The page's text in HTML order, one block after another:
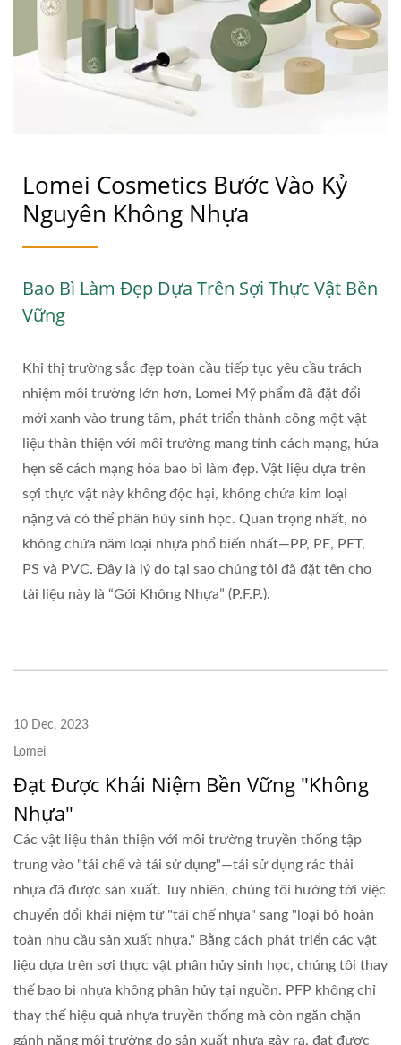
Lomei Cosmetics Bước Vào Kỷ
Nguyên Không Nhựa
Bao Bì Làm Đẹp Dựa Trên Sợi Thực Vật Bền
Vững
Khi thị trường sắc đẹp toàn cầu tiếp tục yêu cầu trách
nhiệm môi trường lớn hơn, Lomei Mỹ phẩm đã đặt đổi
mới xanh vào trung tâm, phát triển thành công một vật
liệu thân thiện với môi trường mang tính cách mạng, hứa
hẹn sẽ cách mạng hóa bao bì làm đẹp. Vật liệu dựa trên
sợi thực vật này không độc hại, không chứa kim loại
nặng và có thể phân hủy sinh học. Quan trọng nhất, nó
không chứa năm loại nhựa phổ biến nhất—PP, PE, PET,
PS và PVC. Đây là lý do tại sao chúng tôi đã đặt tên cho
tài liệu này là “Gói Không Nhựa” (P.F.P.).
10 Dec, 2023
Lomei
Đạt Được Khái Niệm Bền Vững "Không
Nhựa"
Các vật liệu thân thiện với môi trường truyền thống tập
trung vào "tái chế và tái sử dụng"—tái sử dụng rác thải
nhựa đã được sản xuất. Tuy nhiên, chúng tôi hướng tới việc
chuyển đổi khái niệm từ "tái chế nhựa" sang "loại bỏ hoàn
toàn nhu cầu sản xuất nhựa." Bằng cách phát triển các vật
liệu dựa trên sợi thực vật phân hủy sinh học, chúng tôi thay
thế bao bì nhựa không phân hủy tại nguồn. PFP không chỉ
thay thế hiệu quả nhựa truyền thống mà còn ngăn chặn
gánh nặng môi trường do sản xuất nhựa gây ra, đạt được